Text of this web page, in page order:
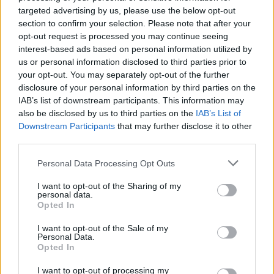
targeted advertising by us, please use the below opt-out
section to confirm your selection. Please note that after your
opt-out request is processed you may continue seeing
interest-based ads based on personal information utilized by
us or personal information disclosed to third parties prior to
your opt-out. You may separately opt-out of the further
disclosure of your personal information by third parties on the
IAB’s list of downstream participants. This information may
also be disclosed by us to third parties on the IAB’s List of
Downstream Participants that may further disclose it to other
Personal Data Processing Opt Outs
I want to opt-out of the Sharing of my
personal data.
Opted In
I want to opt-out of the Sale of my
Personal Data.
Opted In
I want to opt-out of processing my
00:00:52
Savaitės pradžia su lietumi ir perkūnija: temperatūra
dar sieks 30 laipsnių
Žinios | Orai
Visi įrašai
Žiūrimiausi įrašai
00:00:30
Vaizdai iš tragiškos avarijos Vilniaus r.: dviejų moterų ir
vaiko gyvybių išgelbėti nepavyko
Žinios | Lietuvos diena
Savaitės vidurys nusimato karštas: temperatūra kils iki